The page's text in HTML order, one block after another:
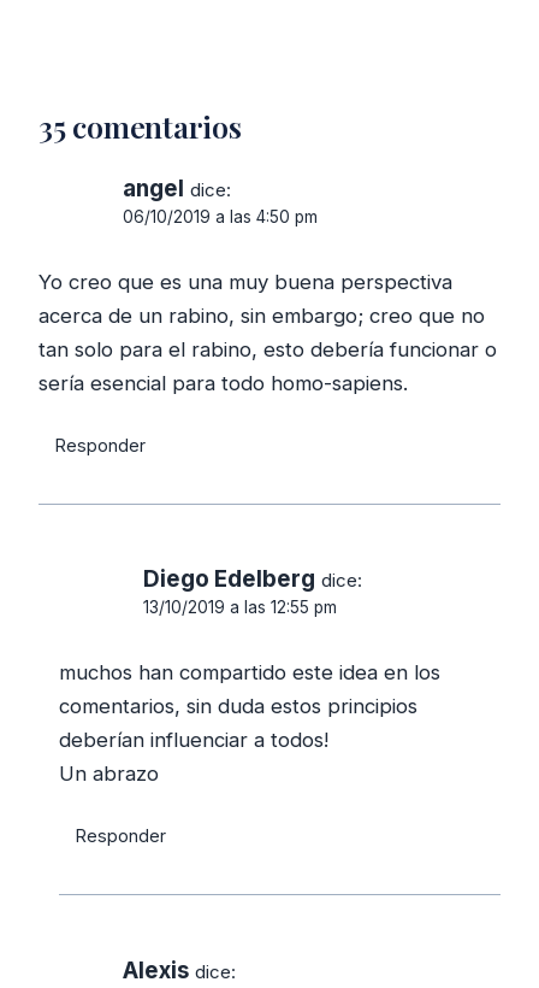
35 comentarios
angel dice:
06/10/2019 a las 4:50 pm
Yo creo que es una muy buena perspectiva
acerca de un rabino, sin embargo; creo que no
tan solo para el rabino, esto debería funcionar o
sería esencial para todo homo-sapiens.
Responder
Diego Edelberg dice:
13/10/2019 a las 12:55 pm
muchos han compartido este idea en los
comentarios, sin duda estos principios
deberían influenciar a todos!
Un abrazo
Responder
Alexis dice: